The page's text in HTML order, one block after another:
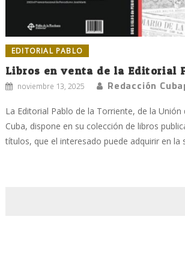
EDITORIAL PABLO
Libros en venta de la Editorial
noviembre 13, 2025 Redacción
La Editorial Pablo de la Torriente, de la Unión
Cuba, dispone en su colección de libros
títulos, que el interesado puede adquirir en la